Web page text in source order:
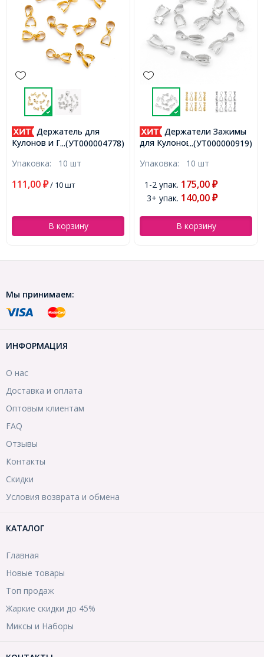
...(УТ000000919)
Держатели Зажимы
для Кулонов и Подвесок
14x7х6мм, Отверстие
Упаковка: 10 шт
1-2 упак. 175,00
В корзину
...(УТ000005987)
Цепь Якорное Плетение,
Железо, Цвет: Серебро,
0.5мм, (УТ000005987)
Упаковка: 5 м
191,00₽ -32%
130,00 ₽/ 5 м
В корзину
Мы принимаем:
ИНФОРМАЦИЯ
О нас
Доставка и оплата
Оптовым клиентам
FAQ
Отзывы
Контакты
Скидки
Условия возврата и обмена
КАТАЛОГ
Главная
Новые товары
Топ продаж
Жаркие скидки до 45%
Миксы и Наборы